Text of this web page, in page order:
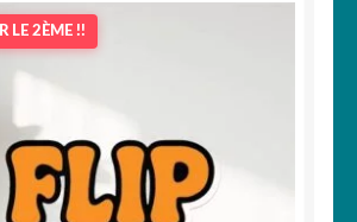
LE 2ÈME !!